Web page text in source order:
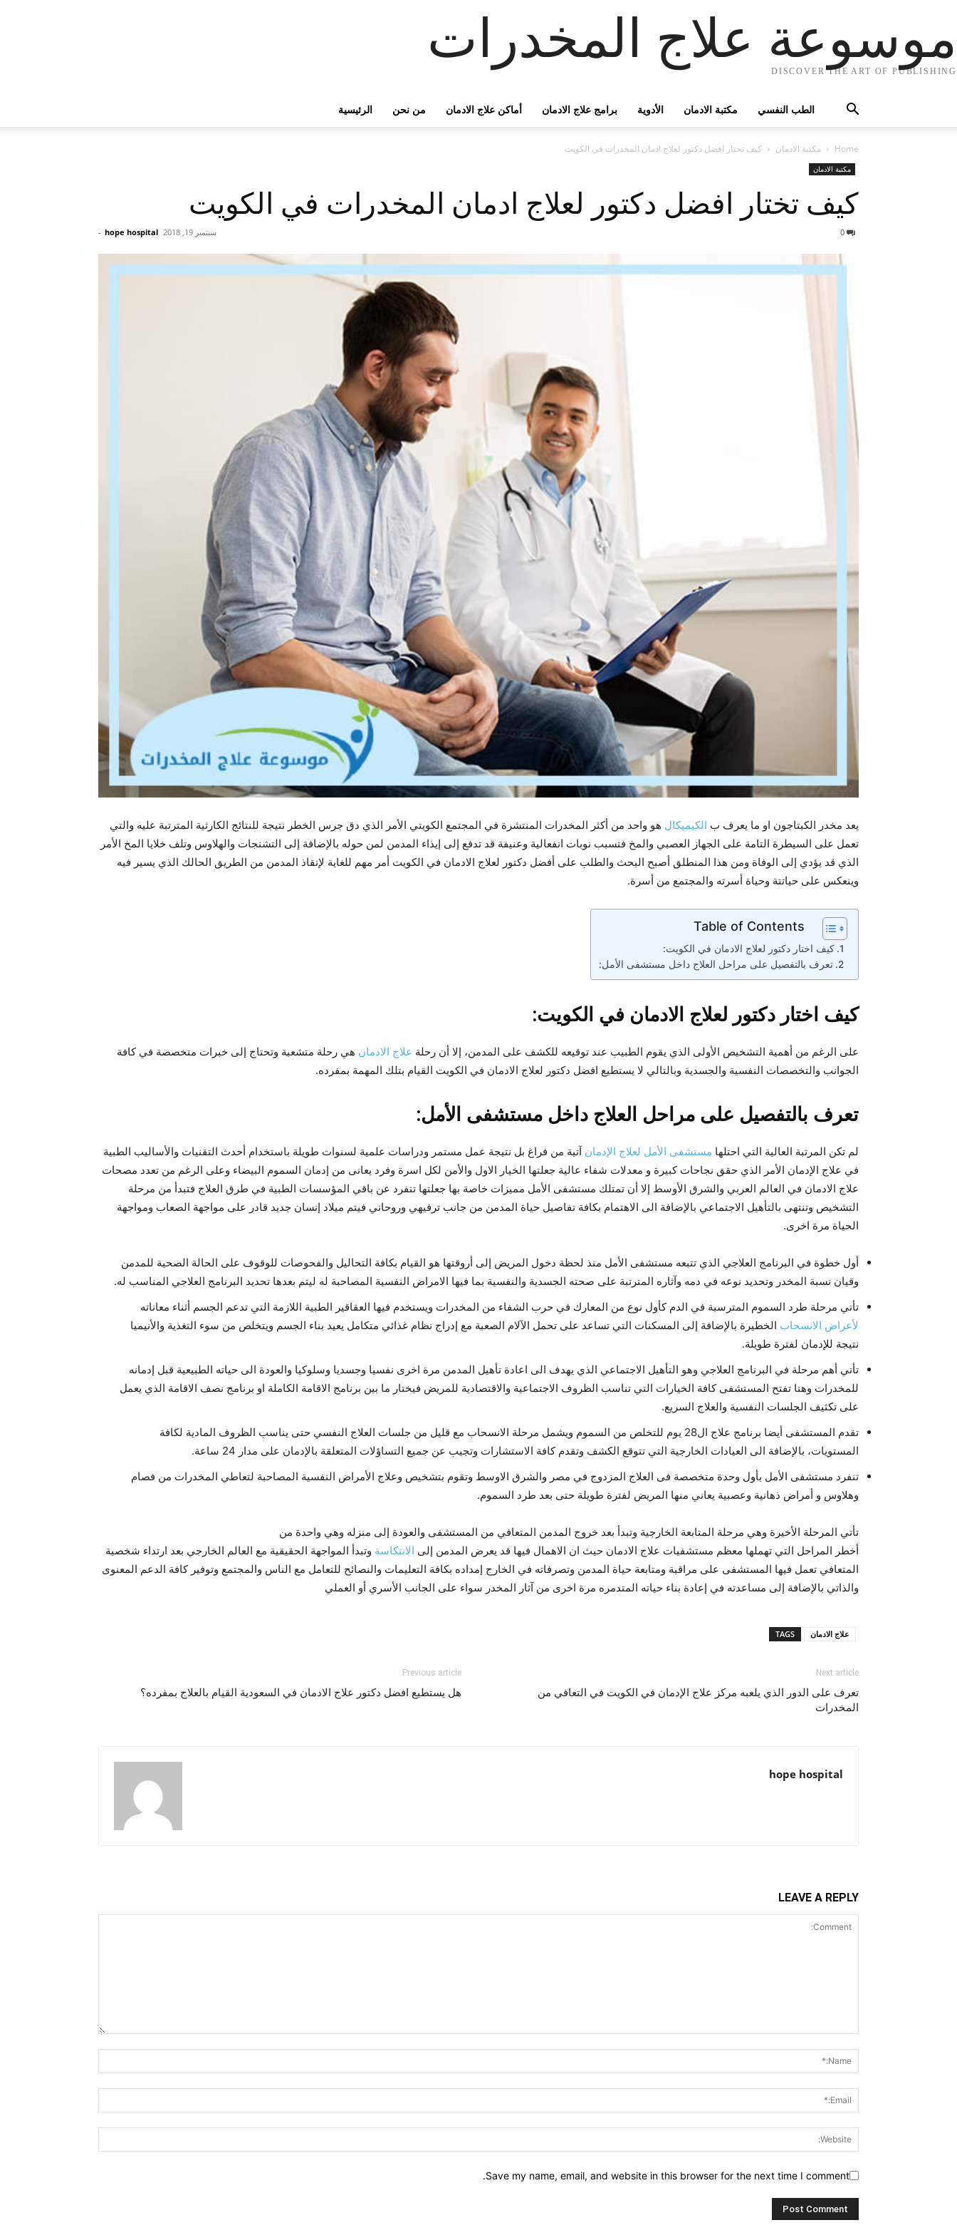
موسوعة علاج المخدرات
DISCOVER THE ART OF PUBLISHING
الرئيسية من نحن أماكن علاج الادمان برامج علاج الادمان الأدوية مكتبة الادمان الطب النفسي
Home مكتبة الادمان كيف تختار افضل دكتور لعلاج ادمان المخدرات في الكويت
مكتبة الادمان
كيف تختار افضل دكتور لعلاج ادمان المخدرات في الكويت
hope hospital
- سبتمبر 19, 2018
يعد مخدر الكبتاجون او ما يعرف ب الكيميكال هو واحد من أكثر المخدرات المنتشرة في المجتمع الكويتي الأمر الذي دق جرس الخطر نتيجة للنتائج الكارثية المترتبة عليه والتي
تعمل على السيطرة التامة على الجهاز العصبي والمخ فتسبب نوبات انفعالية وعنيفة قد تدفع إلى إيذاء المدمن لمن حوله بالإضافة إلى التشنجات والهلاوس وتلف خلايا المخ الأمر
الذي قد يؤدي إلى الوفاة ومن هذا المنطلق أصبح البحث والطلب على أفضل دكتور لعلاج الادمان في الكويت أمر مهم للغاية لإنقاذ المدمن من الطريق الحالك الذي يسير فيه
وينعكس على حياتتة وحياة أسرته والمجتمع من أسرة.
Table of Contents
كيف اختار دكتور لعلاج الادمان في الكويت:
تعرف بالتفصيل على مراحل العلاج داخل مستشفى الأمل:
كيف اختار دكتور لعلاج الادمان في الكويت:
على الرغم من أهمية التشخيص الأولى الذي يقوم الطبيب عند توقيعه للكشف على المدمن، إلا أن رحلة علاج الادمان هي رحلة متشعبة وتحتاج إلى خبرات متخصصة في كافة
الجوانب والتخصصات النفسية والجسدية وبالتالي لا يستطيع افضل دكتور لعلاج الادمان في الكويت القيام بتلك المهمة بمفرده.
تعرف بالتفصيل على مراحل العلاج داخل مستشفى الأمل:
لم تكن المرتبة العالية التي احتلها مستشفى الأمل لعلاج الإدمان آتية من فراغ بل نتيجة عمل مستمر ودراسات علمية لسنوات طويلة باستخدام أحدث التقنيات والأساليب الطبية
في علاج الإدمان الأمر الذي حقق نجاحات كبيرة و معدلات شفاء عالية جعلتها الخيار الاول والأمن لكل اسرة وفرد يعانى من إدمان السموم البيضاء وعلى الرغم من تعدد مصحات
علاج الادمان في العالم العربي والشرق الأوسط إلا أن تمتلك مستشفى الأمل مميزات خاصة بها جعلتها تنفرد عن باقي المؤسسات الطبية في طرق العلاج فتبدأ من مرحلة
التشخيص وتنتهى بالتأهيل الاجتماعي بالإضافة الى الاهتمام بكافة تفاصيل حياة المدمن من جانب ترفيهي وروحاني فيتم ميلاد إنسان جديد قادر على مواجهة الصعاب ومواجهة
الحياة مرة اخرى.
أول خطوة في البرنامج العلاجي الذي تتبعه مستشفى الأمل منذ لحظة دخول المريض إلى أروقتها هو القيام بكافة التحاليل والفحوصات للوقوف على الحالة الصحية للمدمن
وقيان نسبة المخدر وتحديد نوعه في دمه وآثاره المترتبة على صحته الجسدية والنفسية بما فيها الامراض النفسية المصاحبة له ليتم بعدها تحديد البرنامج العلاجي المناسب له.
تأتي مرحلة طرد السموم المترسبة في الدم كأول نوع من المعارك في حرب الشفاء من المخدرات ويستخدم فيها العقاقير الطبية اللازمة التي تدعم الجسم أثناء معاناته
لأعراض الانسحاب الخطيرة بالإضافة إلى المسكنات التي تساعد على تحمل الآلام الصعبة مع إدراج نظام غذائي متكامل يعيد بناء الجسم ويتخلص من سوء التغذية والأنيميا
نتيجة للإدمان لفترة طويلة.
تأتي أهم مرحلة في البرنامج العلاجي وهو التأهيل الاجتماعي الذي يهدف الى اعادة تأهيل المدمن مرة اخرى نفسيا وجسديا وسلوكيا والعودة الى حياته الطبيعية قبل إدمانه
للمخدرات وهنا تفتح المستشفى كافة الخيارات التي تناسب الظروف الاجتماعية والاقتصادية للمريض فيختار ما بين برنامج الاقامة الكاملة او برنامج نصف الاقامة الذي يعمل
على تكثيف الجلسات النفسية والعلاج السريع.
تقدم المستشفى أيضا برنامج علاج ال28 يوم للتخلص من السموم ويشمل مرحلة الانسحاب مع قليل من جلسات العلاج النفسي حتى يناسب الظروف المادية لكافة
المستويات، بالإضافة الى العيادات الخارجية التي تتوقع الكشف وتقدم كافة الاستشارات وتجيب عن جميع التساؤلات المتعلقة بالإدمان على مدار 24 ساعة.
تنفرد مستشفى الأمل بأول وحدة متخصصة فى العلاج المزدوج في مصر والشرق الاوسط وتقوم بتشخيص وعلاج الأمراض النفسية المصاحبة لتعاطي المخدرات من فصام
وهلاوس و أمراض ذهانية وعصبية يعاني منها المريض لفترة طويلة حتى بعد طرد السموم.
تأتي المرحلة الأخيرة وهي مرحلة المتابعة الخارجية وتبدأ بعد خروج المدمن المتعافي من المستشفى والعودة إلى منزله وهي واحدة من
أخطر المراحل التي تهملها معظم مستشفيات علاج الادمان حيث ان الاهمال فيها قد يعرض المدمن إلى الانتكاسة وتبدأ المواجهة الحقيقية مع العالم الخارجي بعد ارتداء شخصية
المتعافي تعمل فيها المستشفى على مراقبة ومتابعة حياة المدمن وتصرفاته في الخارج إمداده بكافة التعليمات والنصائح للتعامل مع الناس والمجتمع وتوفير كافة الدعم المعنوى
والذاتي بالإضافة إلى مساعدته في إعادة بناء حياته المتدمره مرة اخرى من آثار المخدر سواء على الجانب الأسري أو العملي
TAGS علاج الادمان
Previous article
هل يستطيع افضل دكتور علاج الادمان في السعودية القيام بالعلاج بمفرده؟
Next article
تعرف على الدور الذي يلعبه مركز علاج الإدمان في الكويت في التعافي من
المخدرات
hope hospital
LEAVE A REPLY
Save my name, email, and website in this browser for the next time I comment.